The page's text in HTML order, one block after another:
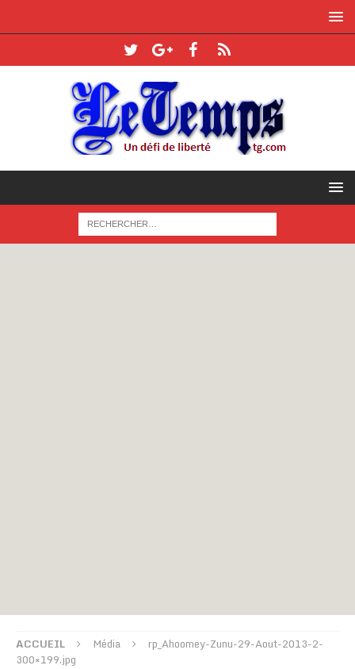
ACCUEIL Média
rp_Ahoomey-Zunu-29-Aout-2013-2-
300×199.jpg